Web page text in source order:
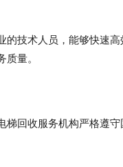
技术人员，能够快速
量。
回收服务机构严格遵